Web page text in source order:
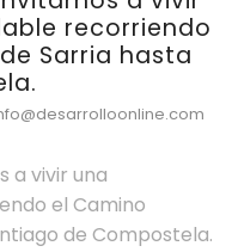
recorriendo
Sarria hasta
a vivir una
el Camino
de Compostela.